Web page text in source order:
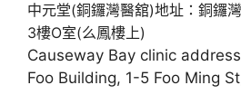
中元堂(銅鑼灣醫舘)地址：銅鑼
3樓O室(么鳳樓上)
Causeway Bay clinic
Foo Building, 1-5 Foo Ming